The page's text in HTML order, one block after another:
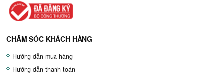
CHĂM SÓC KHÁCH HÀNG
Hướng dẫn mua hàng
Hướng dẫn thanh toán